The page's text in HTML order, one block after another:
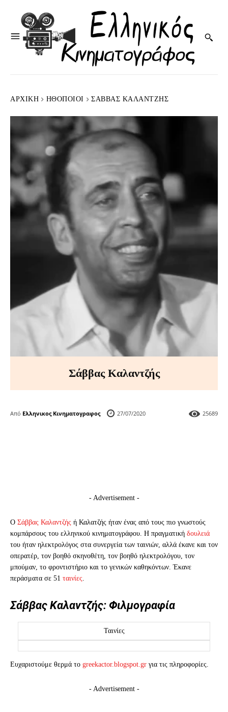
ΑΡΧΙΚΉ HΘΟΠΟΙΟΊ ΣΆΒΒΑΣ ΚΑΛΑΝΤΖΉΣ
Σάββας Καλαντζής
Από Ελληνικος Κινηματογραφος 27/07/2020 25689
- Advertisement -
Ο Σάββας Καλαντζής ή Καλατζής ήταν ένας από τους πιο γνωστούς
κομπάρσους του ελληνικού κινηματογράφου. Η πραγματική δουλειά
του ήταν ηλεκτρολόγος στα συνεργεία των ταινιών, αλλά έκανε και τον
οπερατέρ, τον βοηθό σκηνοθέτη, τον βοηθό ηλεκτρολόγου, τον
μπούμαν, το φροντιστήριο και το γενικών καθηκόντων. Έκανε
περάσματα σε 51 ταινίες.
Σάββας Καλαντζής: Φιλμογραφία
Ταινίες
Ευχαριστούμε θερμά το greekactor.blogspot.gr για τις πληροφορίες.
- Advertisement -